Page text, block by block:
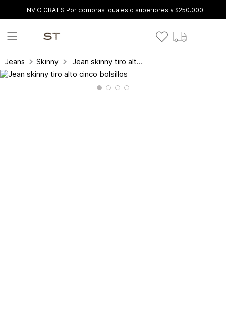
ENVÍO GRATIS Por compras iguales o superiores a $250.000
Jeans Skinny Jean skinny tiro alto cinco bolsillos